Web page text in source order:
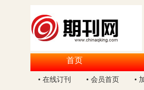
首页
• 在线订刊
• 会员首页 •